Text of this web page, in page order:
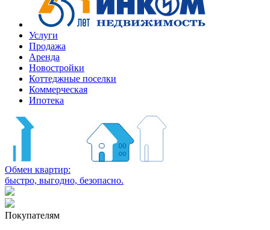
Услуги
Продажа
Аренда
Новостройки
Коттеджные поселки
Коммерческая
Ипотека
Обмен квартир:
быстро, выгодно, безопасно.
Покупателям